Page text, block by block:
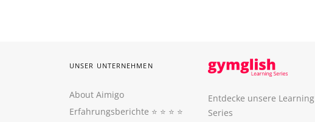
UNSER UNTERNEHMEN
About Aimigo
Erfahrungsberichte ⭐️ ⭐️ ⭐️ ⭐️
Entdecke unsere Learning
Series